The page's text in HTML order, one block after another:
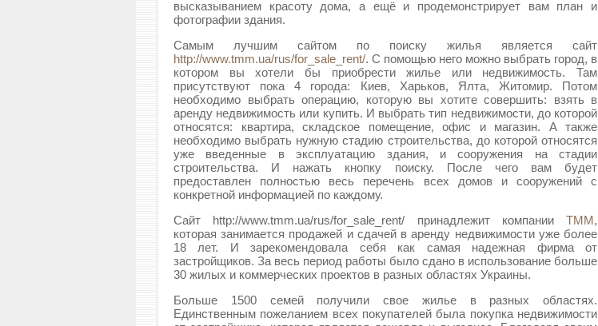
высказыванием красоту дома, а ещё и продемонстрирует вам план и
фотографии здания.
Самым лучшим сайтом по поиску жилья является сайт
http://www.tmm.ua/rus/for_sale_rent/. С помощью него можно выбрать город, в
котором вы хотели бы приобрести жилье или недвижимость. Там
присутствуют пока 4 города: Киев, Харьков, Ялта, Житомир. Потом
необходимо выбрать операцию, которую вы хотите совершить: взять в
аренду недвижимость или купить. И выбрать тип недвижимости, до которой
относятся: квартира, складское помещение, офис и магазин. А также
необходимо выбрать нужную стадию строительства, до которой относятся
уже введенные в эксплуатацию здания, и сооружения на стадии
строительства. И нажать кнопку поиску. После чего вам будет
предоставлен полностью весь перечень всех домов и сооружений с
конкретной информацией по каждому.
Сайт http://www.tmm.ua/rus/for_sale_rent/ принадлежит компании ТММ,
которая занимается продажей и сдачей в аренду недвижимости уже более
18 лет. И зарекомендовала себя как самая надежная фирма от
застройщиков. За весь период работы было сдано в использование больше
30 жилых и коммерческих проектов в разных областях Украины.
Больше 1500 семей получили свое жилье в разных областях.
Единственным пожеланием всех покупателей была покупка недвижимости